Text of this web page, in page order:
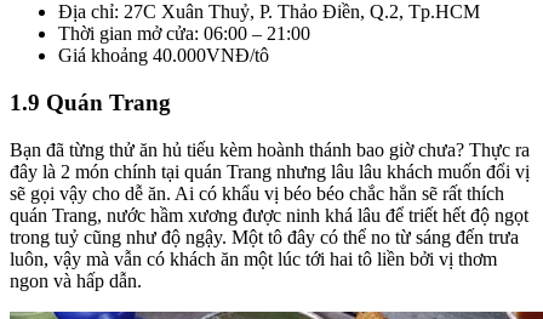
Địa chỉ: 27C Xuân Thuỷ, P. Thảo Điền, Q.2, Tp.HCM
Thời gian mở cửa: 06:00 – 21:00
Giá khoảng 40.000VNĐ/tô
1.9 Quán Trang
Bạn đã từng thử ăn hủ tiếu kèm hoành thánh bao giờ chưa? Thực ra
đây là 2 món chính tại quán Trang nhưng lâu lâu khách muốn đổi vị
sẽ gọi vậy cho dễ ăn. Ai có khẩu vị béo béo chắc hẳn sẽ rất thích
quán Trang, nước hầm xương được ninh khá lâu để triết hết độ ngọt
trong tuỷ cũng như độ ngậy. Một tô đây có thể no từ sáng đến trưa
luôn, vậy mà vẫn có khách ăn một lúc tới hai tô liền bởi vị thơm
ngon và hấp dẫn.